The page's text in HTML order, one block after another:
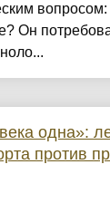
Он
одна»:
против